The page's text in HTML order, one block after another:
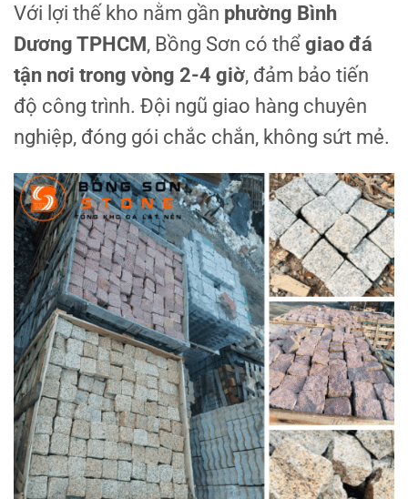
Với lợi thế kho nằm gần phường Bình
Dương TPHCM, Bồng Sơn có thể giao đá
tận nơi trong vòng 2-4 giờ, đảm bảo tiến
độ công trình. Đội ngũ giao hàng chuyên
nghiệp, đóng gói chắc chắn, không sứt mẻ.